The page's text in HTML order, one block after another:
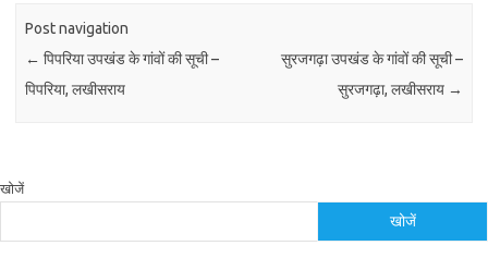
Post navigation
← पिपरिया उपखंड के गांवों की सूची –
पिपरिया, लखीसराय
सुरजगढ़ा उपखंड के गांवों की सूची –
सुरजगढ़ा, लखीसराय →
खोजें
खोजें